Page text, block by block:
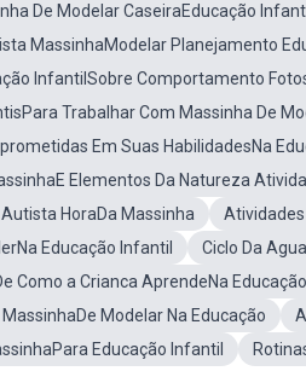
De Modelar CaseiraEducação
MassinhaModelar Planejamento
InfantilSobre Comportamento
Trabalhar Com Massinha De
Em Suas HabilidadesNa
Elementos Da Natureza
HoraDa Massinha
Educação Infantil
Ciclo Da
Como a Crianca AprendeNa
Modelar Na Educação
Educação Infantil